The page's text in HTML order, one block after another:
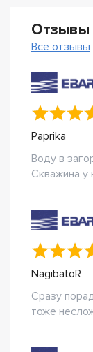
Отзывы
Все отзывы
Paprika
Воду в
Скважина у
NagibatoR
Сразу
тоже